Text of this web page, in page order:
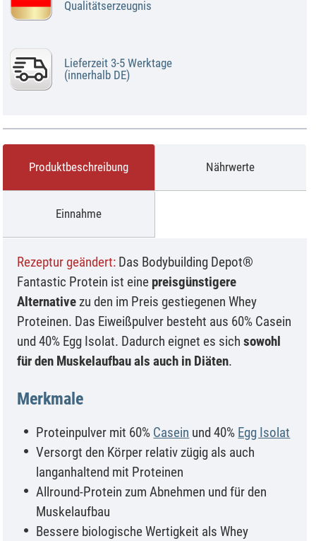
Qualitätserzeugnis
Lieferzeit 3-5 Werktage
(innerhalb DE)
Produktbeschreibung Nährwerte
Einnahme
Rezeptur geändert: Das Bodybuilding Depot®
Fantastic Protein ist eine preisgünstigere
Alternativezu den im Preis gestiegenen Whey
Proteinen. Das Eiweißpulver besteht aus 60% Casein
und 40% Egg Isolat. Dadurch eignet es sichsowohl
für den Muskelaufbau als auch in Diäten.
Merkmale
Proteinpulver mit 60% Casein und 40% Egg Isolat
Versorgt den Körper relativ zügig als auch
langanhaltend mit Proteinen
Allround-Protein zum Abnehmen und für den
Muskelaufbau
Bessere biologische Wertigkeit als Whey